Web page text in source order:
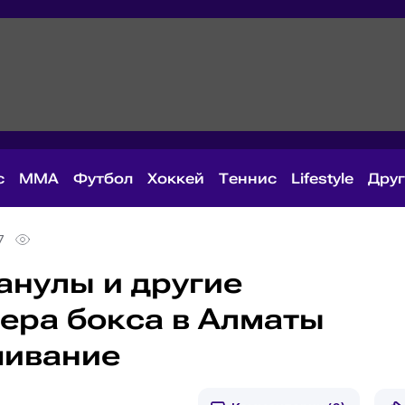
MMA Футбол Хоккей Теннис Lifestyle
и другие
бокса в Алматы